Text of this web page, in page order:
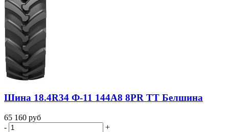
Шина 18.4R34 Ф-11 144A8 8PR TT Белшина
65 160 руб
-
+